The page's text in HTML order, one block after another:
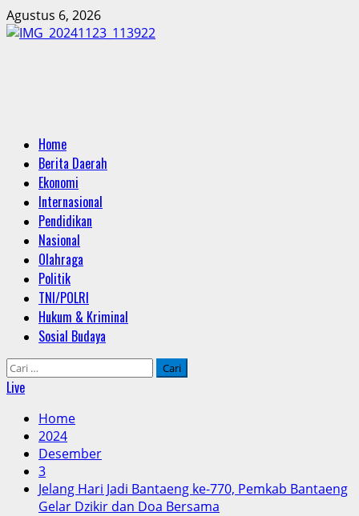
Skip
to
Agustus 6, 2026
Primary
Menu
Home
Berita Daerah
Ekonomi
Internasional
Pendidikan
Nasional
Olahraga
Politik
TNI/POLRI
Hukum & Kriminal
Sosial Budaya
Cari
untuk:
Live
Home
2024
Desember
3
Jelang Hari Jadi Bantaeng ke-770, Pemkab Bantaeng
Gelar Dzikir dan Doa Bersama